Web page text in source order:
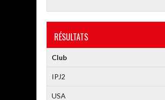
RÉSULTATS
Club
IPJ2
USA